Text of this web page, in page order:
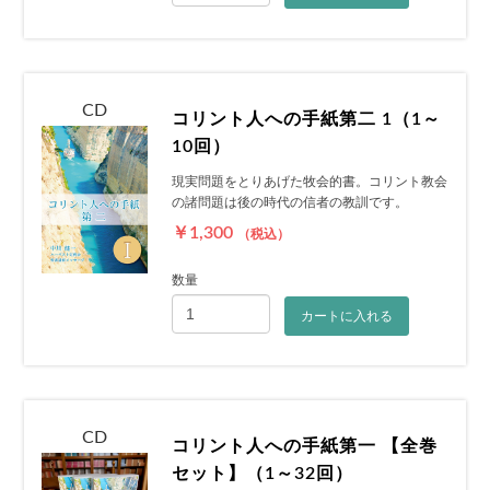
CD
コリント人への手紙第二 1（1～
10回）
現実問題をとりあげた牧会的書。コリント教会
の諸問題は後の時代の信者の教訓です。
￥1,300 （税込）
数量
カートに入れる
CD
コリント人への手紙第一 【全巻
セット】（1～32回）